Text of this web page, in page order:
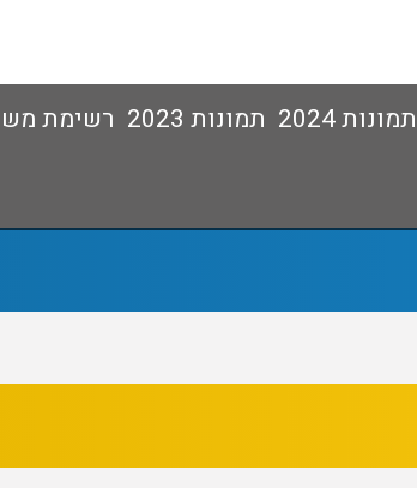
תמונות 2024 תמונות 2023 רשימת